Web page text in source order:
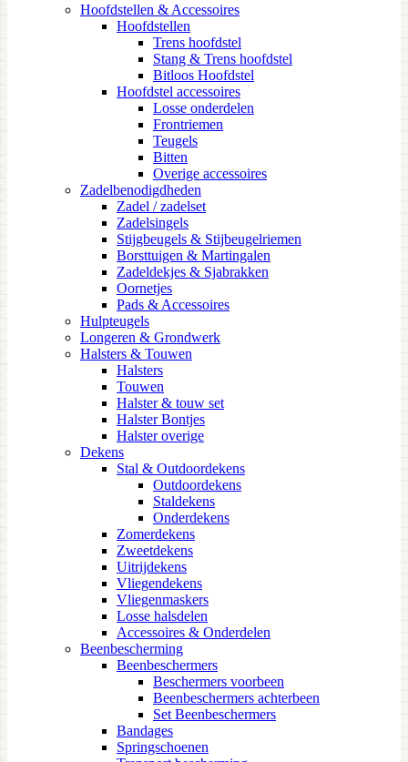
Hoofdstellen & Accessoires
Hoofdstellen
Trens hoofdstel
Stang & Trens hoofdstel
Bitloos Hoofdstel
Hoofdstel accessoires
Losse onderdelen
Frontriemen
Teugels
Bitten
Overige accessoires
Zadelbenodigdheden
Zadel / zadelset
Zadelsingels
Stijgbeugels & Stijbeugelriemen
Borsttuigen & Martingalen
Zadeldekjes & Sjabrakken
Oornetjes
Pads & Accessoires
Hulpteugels
Longeren & Grondwerk
Halsters & Touwen
Halsters
Touwen
Halster & touw set
Halster Bontjes
Halster overige
Dekens
Stal & Outdoordekens
Outdoordekens
Staldekens
Onderdekens
Zomerdekens
Zweetdekens
Uitrijdekens
Vliegendekens
Vliegenmaskers
Losse halsdelen
Accessoires & Onderdelen
Beenbescherming
Beenbeschermers
Beschermers voorbeen
Beenbeschermers achterbeen
Set Beenbeschermers
Bandages
Springschoenen